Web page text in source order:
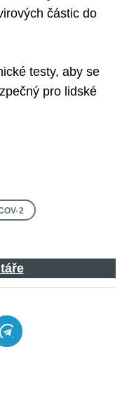
částic do
testy, aby se
pro lidské
2
Telegram